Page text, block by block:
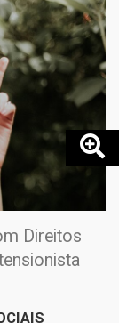
Direitos